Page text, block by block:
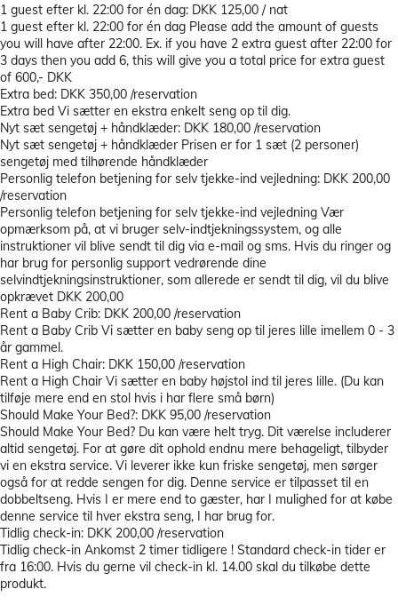
1 guest efter kl. 22:00 for én dag: DKK 125,00 / nat
1 guest efter kl. 22:00 for én dag Please add the amount of guests
you will have after 22:00. Ex. if you have 2 extra guest after 22:00 for
3 days then you add 6, this will give you a total price for extra guest
of 600,- DKK
Extra bed: DKK 350,00 /reservation
Extra bed Vi sætter en ekstra enkelt seng op til dig.
Nyt sæt sengetøj + håndklæder: DKK 180,00 /reservation
Nyt sæt sengetøj + håndklæder Prisen er for 1 sæt (2 personer)
sengetøj med tilhørende håndklæder
Personlig telefon betjening for selv tjekke-ind vejledning: DKK 200,00
/reservation
Personlig telefon betjening for selv tjekke-ind vejledning Vær
opmærksom på, at vi bruger selv-indtjekningssystem, og alle
instruktioner vil blive sendt til dig via e-mail og sms. Hvis du ringer og
har brug for personlig support vedrørende dine
selvindtjekningsinstruktioner, som allerede er sendt til dig, vil du blive
opkrævet DKK 200,00
Rent a Baby Crib: DKK 200,00 /reservation
Rent a Baby Crib Vi sætter en baby seng op til jeres lille imellem 0 - 3
år gammel.
Rent a High Chair: DKK 150,00 /reservation
Rent a High Chair Vi sætter en baby højstol ind til jeres lille. (Du kan
tilføje mere end en stol hvis i har flere små børn)
Should Make Your Bed?: DKK 95,00 /reservation
Should Make Your Bed? Du kan være helt tryg. Dit værelse includerer
altid sengetøj. For at gøre dit ophold endnu mere behageligt, tilbyder
vi en ekstra service. Vi leverer ikke kun friske sengetøj, men sørger
også for at redde sengen for dig. Denne service er tilpasset til en
dobbeltseng. Hvis I er mere end to gæster, har I mulighed for at købe
denne service til hver ekstra seng, I har brug for.
Tidlig check-in: DKK 200,00 /reservation
Tidlig check-in Ankomst 2 timer tidligere ! Standard check-in tider er
fra 16:00. Hvis du gerne vil check-in kl. 14.00 skal du tilkøbe dette
produkt.